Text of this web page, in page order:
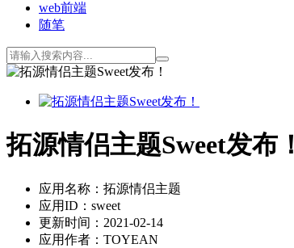
web前端
随笔
拓源情侣主题Sweet发布！
应用名称：拓源情侣主题
应用ID：sweet
更新时间：2021-02-14
应用作者：TOYEAN